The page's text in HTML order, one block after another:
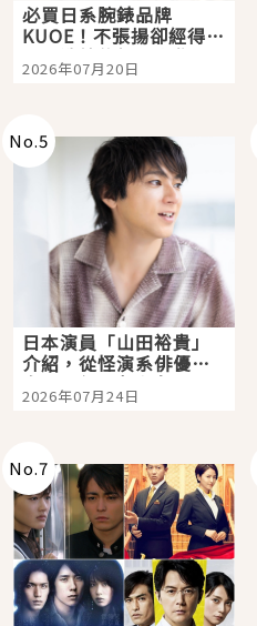
必買日系腕錶品牌
KUOE！不張揚卻經得起
時間洗鍊的經典之作五
選
2026年07月20日
No.5
日本演員「山田裕貴」
介紹，從怪演系俳優走
向國民級日劇主角
2026年07月24日
No.7